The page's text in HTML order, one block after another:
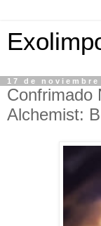
17 de noviembre
Confrimado
Alchemist: